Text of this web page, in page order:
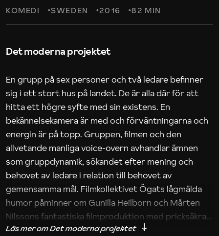
KOMEDI SWEDEN 2016 82 MIN
Det moderna projektet
En grupp på sex personer och två ledare befinner
sig i ett stort hus på landet. De är alla där för att
hitta ett högre syfte med sin existens. En
bekännelsekamera är med och förväntningarna och
energin är på topp. Gruppen, filmen och den
allvetande manliga voice-overn avhandlar ämnen
som gruppdynamik, sökandet efter mening och
behovet av ledare i relation till behovet av
gemensamma mål. Filmkollektivet Ögats lågmälda
humor påminner om Gunilla Heilborn och Mårten
Nilssons fantastiska filmproduktion med pricksäkra
iakttagelser om hur svårt det kan vara att omsätta